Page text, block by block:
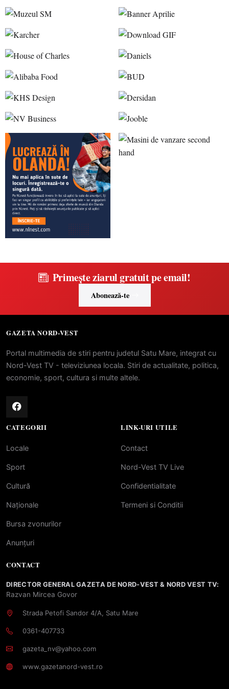
Primește ziarul gratuit pe email!
Abonează-te
GAZETA NORD-VEST
Portal multimedia de stiri pentru judetul Satu Mare, integrat cu
Nord-Vest TV - televiziunea locala. Stiri de actualitate, politica,
economie, sport, cultura si multe altele.
CATEGORII
Locale
Sport
Cultură
Naționale
Bursa zvonurilor
Anunțuri
LINK-URI UTILE
Contact
Nord-Vest TV Live
Confidentialitate
Termeni si Conditii
CONTACT
DIRECTOR GENERAL GAZETA DE NORD-VEST & NORD VEST TV:
Razvan Mircea Govor
Strada Petofi Sandor 4/A, Satu Mare
0361-407733
gazeta_nv@yahoo.com
www.gazetanord-vest.ro